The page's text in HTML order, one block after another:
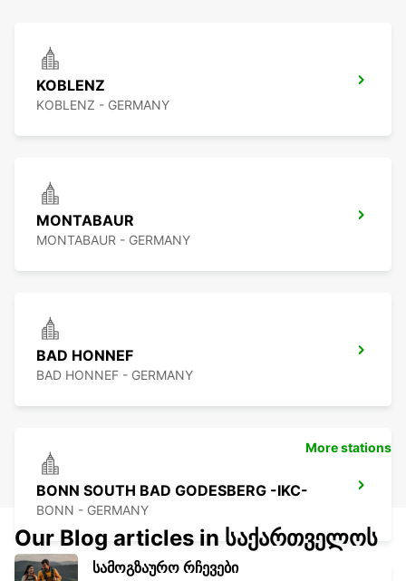
KOBLENZ
KOBLENZ - GERMANY
MONTABAUR
MONTABAUR - GERMANY
BAD HONNEF
BAD HONNEF - GERMANY
BONN SOUTH BAD GODESBERG -IKC-
BONN - GERMANY
More stations
Our Blog articles in საქართველოს
სამოგზაურო რჩევები